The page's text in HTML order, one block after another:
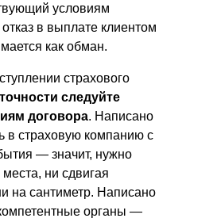
условиям
в выплате клиентом
как обман.
страхового
следуйте
договора. Написано
в страховую компанию с
— значит, нужно
места, ни сдвигая
на сантиметр. Написано
органы —